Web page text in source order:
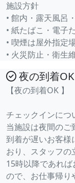
施設方針
• 館内・露天風呂
• 紙たばこ・電子
• 喫煙は屋外指定
• 火災防止・衛生
夜の到着OK
【夜の到着OK 】
チェックインにつ
当施設は夜間のご
到着が遅いお客様
おり、スタッフの
15時以降であれ
ので、お仕事帰り